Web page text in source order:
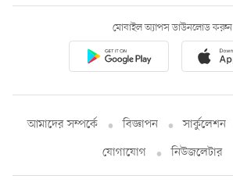
মোবাইল অ্যাপস ডাউনলোড করুন
আমাদের সম্পর্কে বিজ্ঞাপন সার্কুলেশন
যোগাযোগ
নিউজলেটার